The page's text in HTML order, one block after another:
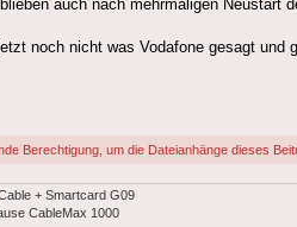
auch nach mehrmaligen Neustart
noch nicht was Vodafone gesagt
Berechtigung, um die Dateianhänge dieses
+ Smartcard G09
CableMax 1000